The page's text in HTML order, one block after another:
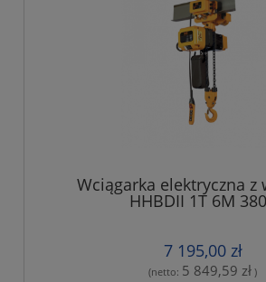
Wciągarka elektryczna z
HHBDII 1T 6M
7 195,00 zł
(netto: 5 849,59 zł )